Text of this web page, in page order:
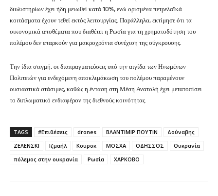
διυλιστηρίων έχει ήδη μειωθεί κατά 10%, ενώ ορισμένα πετρελαϊκά
κοιτάσματα έχουν τεθεί εκτός λειτουργίας. Παράλληλα, εκτίμησε ότι τα
οικονομικά αποθέματα που διαθέτει η Ρωσία για τη χρηματοδότηση του
πολέμου δεν επαρκούν για μακροχρόνια συνέχιση της σύγκρουσης.
Την ίδια στιγμή, οι διαπραγματεύσεις υπό την αιγίδα των Ηνωμένων
Πολιτειών για ενδεχόμενη αποκλιμάκωση του πολέμου παραμένουν
ουσιαστικά στάσιμες, καθώς η ένταση στη Μέση Ανατολή έχει μετατοπίσει
το διπλωματικό ενδιαφέρον της διεθνούς κοινότητας.
TAGS #Επιθέσεις drones ΒΛΑΝΤΙΜΙΡ ΠΟΥΤΙΝ
Δούναβης
ΖΕΛΕΝΣΚΙ
Ιζμαήλ Κουρσκ ΜΟΣΧΑ ΟΔΗΣΣΟΣ
Ουκρανία
πόλεμος στην ουκρανία
Ρωσία ΧΑΡΚΟΒΟ